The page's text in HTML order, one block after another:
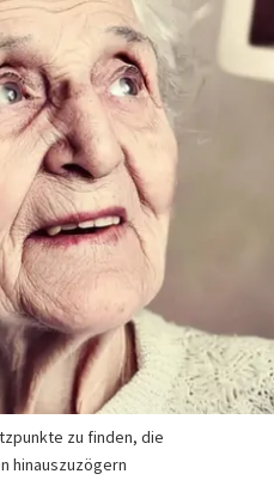
zu finden, die
hinauszuzögern